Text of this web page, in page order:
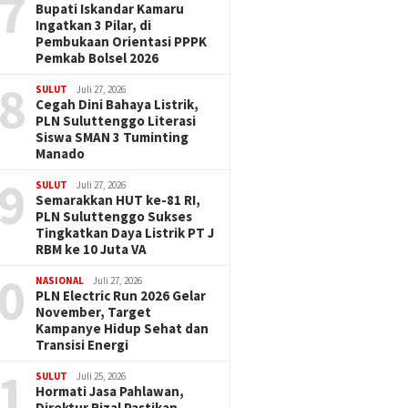
Bupati Iskandar Kamaru
Ingatkan 3 Pilar, di
Pembukaan Orientasi PPPK
Pemkab Bolsel 2026
SULUT Juli 27, 2026
Cegah Dini Bahaya Listrik,
PLN Suluttenggo Literasi
Siswa SMAN 3 Tuminting
Manado
SULUT Juli 27, 2026
Semarakkan HUT ke-81 RI,
PLN Suluttenggo Sukses
Tingkatkan Daya Listrik PT J
RBM ke 10 Juta VA
NASIONAL Juli 27, 2026
PLN Electric Run 2026 Gelar
November, Target
Kampanye Hidup Sehat dan
Transisi Energi
SULUT Juli 25, 2026
Hormati Jasa Pahlawan,